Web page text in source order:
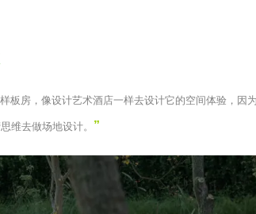
板房，像设计艺术酒店一样去设计它的空间体验，因
维去做场地设计。 ”